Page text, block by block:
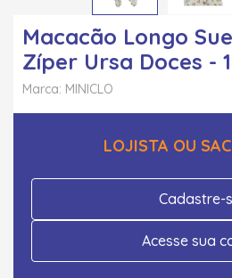
Macacão Longo
Zíper Ursa Doces -
Marca: MINICLO
LOJISTA OU
Cadastre-
Acesse sua